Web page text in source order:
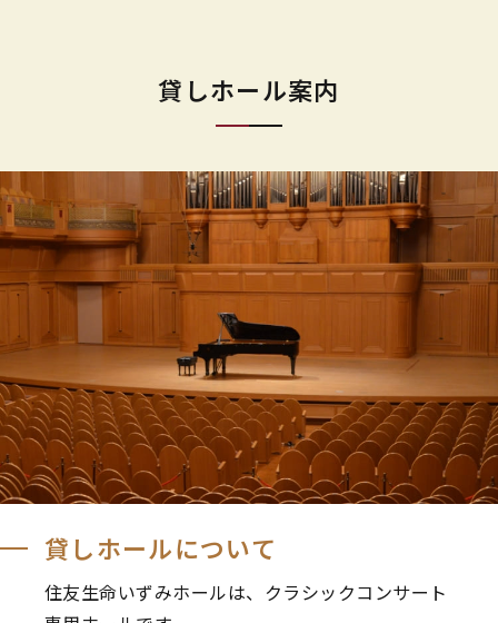
貸しホール案内
貸しホールについて
住友生命いずみホールは、クラシックコンサート